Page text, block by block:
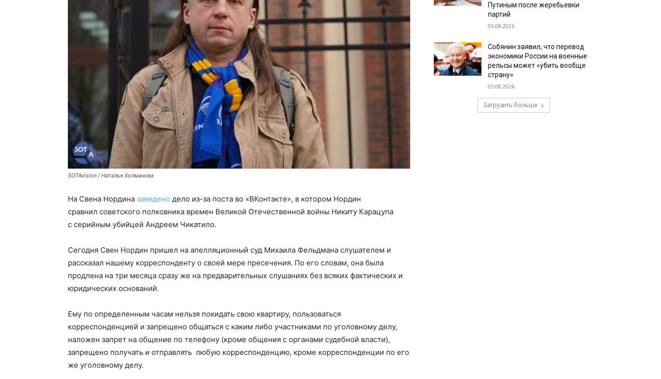
SOTAvision / Наталья Холманова
На Свена Нордина заведено дело из-за поста во «ВКонтакте», в котором Нордин
сравнил советского полковника времен Великой Отечественной войны Никиту Карацупа
с серийным убийцей Андреем Чикатило.
Сегодня Свен Нордин пришел на апелляционный суд Михаила Фельдмана слушателем и
рассказал нашему корреспонденту о своей мере пресечения. По его словам, она была
продлена на три месяца сразу же на предварительных слушаниях без всяких фактических и
юридических оснований.
Ему по определенным часам нельзя покидать свою квартиру, пользоваться
корреспонденцией и запрещено общаться с каким либо участниками по уголовному делу,
наложен запрет на общение по телефону (кроме общения с органами судебной власти),
запрещено получать и отправлять любую корреспонденцию, кроме корреспонденции по его
же уголовному делу.
Путиным после жеребьевки
партий
05.08.2026
Собянин заявил, что перевод
экономики России на военные
рельсы может «убить вообще
страну»
05.08.2026
Загрузить больше